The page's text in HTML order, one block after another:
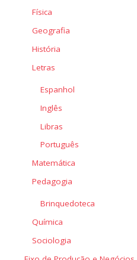
Física
Geografia
História
Letras
Espanhol
Inglês
Libras
Português
Matemática
Pedagogia
Brinquedoteca
Química
Sociologia